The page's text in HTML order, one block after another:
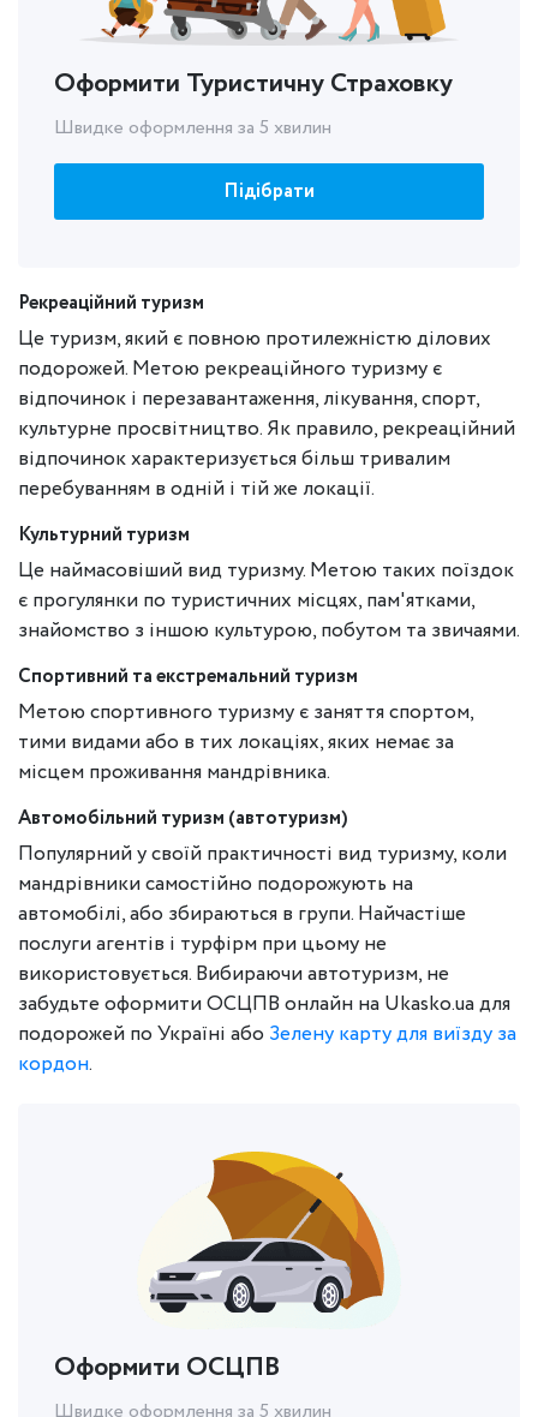
Оформити Туристичну Страховку
Швидке оформлення за 5 хвилин
Підібрати
Рекреаційний туризм
Це туризм, який є повною протилежністю ділових
подорожей. Метою рекреаційного туризму є
відпочинок і перезавантаження, лікування, спорт,
культурне просвітництво. Як правило, рекреаційний
відпочинок характеризується більш тривалим
перебуванням в одній і тій же локації.
Культурний туризм
Це наймасовіший вид туризму. Метою таких поїздок
є прогулянки по туристичних місцях, пам'ятками,
знайомство з іншою культурою, побутом та звичаями.
Спортивний та екстремальний туризм
Метою спортивного туризму є заняття спортом,
тими видами або в тих локаціях, яких немає за
місцем проживання мандрівника.
Автомобільний туризм (автотуризм)
Популярний у своїй практичності вид туризму, коли
мандрівники самостійно подорожують на
автомобілі, або збираються в групи. Найчастіше
послуги агентів і турфірм при цьому не
використовується. Вибираючи автотуризм, не
забудьте оформити ОСЦПВ онлайн на Ukasko.ua для
подорожей по Україні або Зелену карту для виїзду за
кордон.
Оформити ОСЦПВ